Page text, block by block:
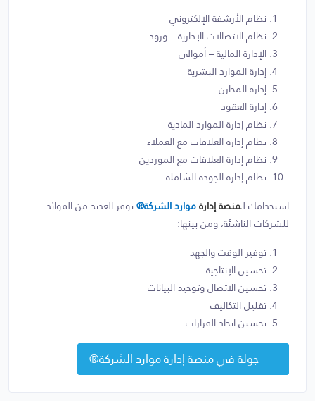
نظام الأرشفة الإلكتروني
نظام الاتصالات الإدارية – ورود
الإدارة المالية – أموالي
إدارة الموارد البشرية
إدارة المخازن
إدارة العقود
نظام إدارة الموارد المادية
نظام إدارة العلاقات مع العملاء
نظام إدارة العلاقات مع الموردين
نظام إدارة الجودة الشاملة
استخدامك لـمنصة إدارةموارد الشركة®يوفر العديد من الفوائد
للشركات الناشئة، ومن بينها:
توفير الوقت والجهد
تحسين الإنتاجية
تحسين الاتصال وتوحيد البيانات
تقليل التكاليف
تحسين اتخاذ القرارات
جولة في منصة إدارة موارد الشركة®